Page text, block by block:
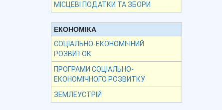
МІСЦЕВІ ПОДАТКИ ТА ЗБОРИ
ЕКОНОМІКА
СОЦІАЛЬНО-ЕКОНОМІЧНИЙ
РОЗВИТОК
ПРОГРАМИ СОЦІАЛЬНО-
ЕКОНОМІЧНОГО РОЗВИТКУ
ЗЕМЛЕУСТРІЙ